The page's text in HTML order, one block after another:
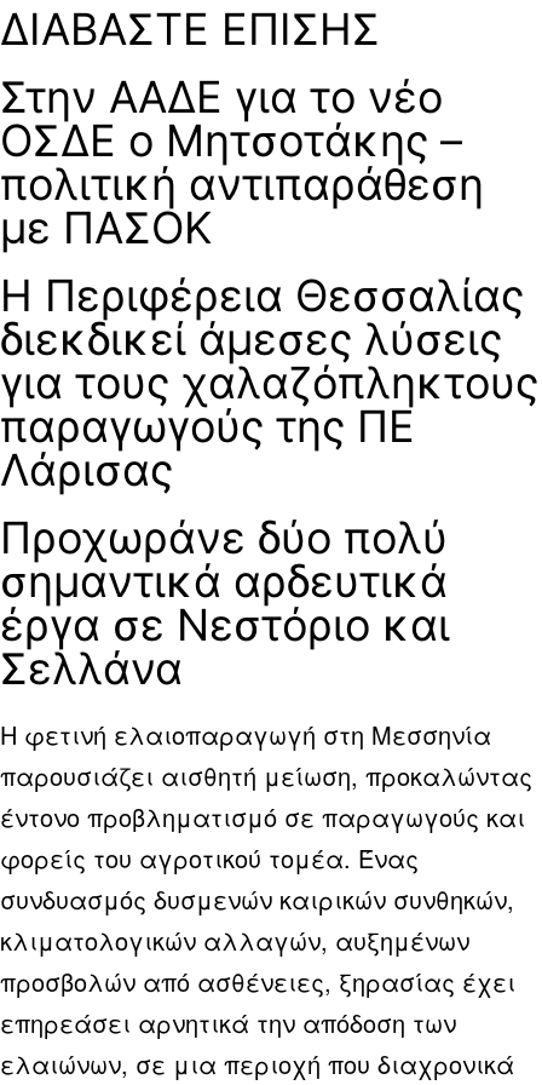
ΔΙΑΒΑΣΤΕ ΕΠΙΣΗΣ
Στην ΑΑΔΕ για το νέο
ΟΣΔΕ ο Μητσοτάκης –
πολιτική αντιπαράθεση
με ΠΑΣΟΚ
Η Περιφέρεια Θεσσαλίας
διεκδικεί άμεσες λύσεις
για τους χαλαζόπληκτους
παραγωγούς της ΠΕ
Λάρισας
Προχωράνε δύο πολύ
σημαντικά αρδευτικά
έργα σε Νεστόριο και
Σελλάνα
Η φετινή ελαιοπαραγωγή στη Μεσσηνία
παρουσιάζει αισθητή μείωση, προκαλώντας
έντονο προβληματισμό σε παραγωγούς και
φορείς του αγροτικού τομέα. Ένας
συνδυασμός δυσμενών καιρικών συνθηκών,
κλιματολογικών αλλαγών, αυξημένων
προσβολών από ασθένειες, ξηρασίας έχει
επηρεάσει αρνητικά την απόδοση των
ελαιώνων, σε μια περιοχή που διαχρονικά